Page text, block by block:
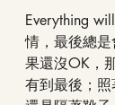
Everything
情，最後總
果還沒OK，
有到最後；